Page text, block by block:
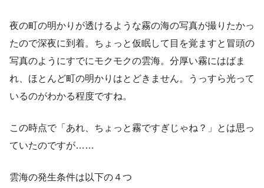
夜の町の明かりが透けるような霧の海の写真が撮りたかっ
たので深夜に到着。ちょっと仮眠して目を覚ますと冒頭の
写真のようにすでにモクモクの雲海。分厚い霧にはばま
れ、ほとんど町の明かりはとどきません。うっすら光って
いるのがわかる程度ですね。
この時点で「あれ、ちょっと霧ですぎじゃね？」とは思っ
ていたのですが……
雲海の発生条件は以下の４つ